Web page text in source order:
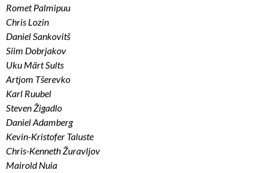
Romet Palmipuu
Chris Lozin
Daniel Sankovitš
Siim Dobrjakov
Uku Märt Sults
Artjom Tšerevko
Karl Ruubel
Steven Žigadlo
Daniel Adamberg
Kevin-Kristofer Taluste
Chris-Kenneth Žuravljov
Mairold Nuia